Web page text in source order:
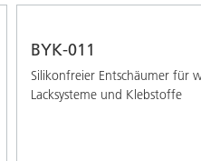
BYK-011
Silikonfreier Entschäumer für
Lacksysteme und Klebstoffe